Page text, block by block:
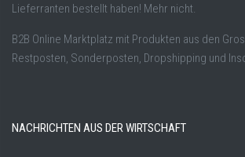
Lieferranten bestellt haben! Mehr nicht.
B2B Online Marktplatz mit Produkten aus den
Restposten, Sonderposten, Dropshipping und
NACHRICHTEN AUS DER WIRTSCHAFT